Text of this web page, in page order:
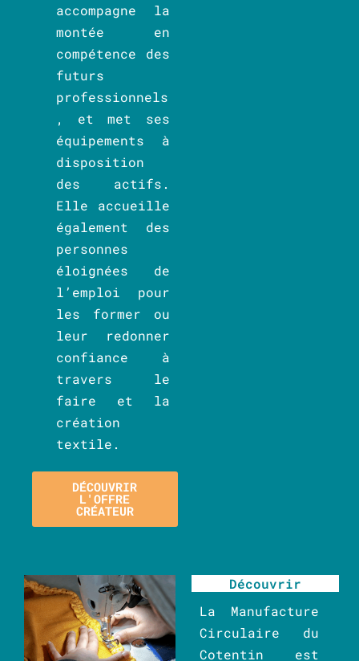
accompagne la
montée en
compétence des
futurs
professionnels
, et met ses
équipements à
disposition
des actifs.
Elle accueille
également des
personnes
éloignées de
l’emploi pour
les former ou
leur redonner
confiance à
travers le
faire et la
création
textile.
DÉCOUVRIR
L'OFFRE
CRÉATEUR
Découvrir
La Manufacture
Circulaire du
Cotentin est